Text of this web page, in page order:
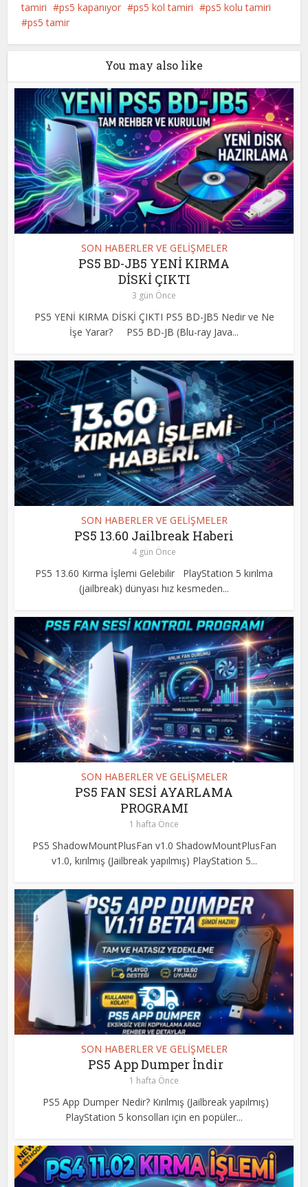
tamiri
ps5 kapanıyor ps5 kol tamiri
ps5 kolu tamiri
ps5 tamir
You may also like
SON HABERLER VE GELİŞMELER
PS5 BD-JB5 YENİ KIRMA
DİSKİ ÇIKTI
3 gün Önce
PS5 YENİ KIRMA DİSKİ ÇIKTI PS5 BD-JB5 Nedir ve Ne
İşe Yarar? PS5 BD-JB (Blu-ray Java...
SON HABERLER VE GELİŞMELER
PS5 13.60 Jailbreak Haberi
4 gün Önce
PS5 13.60 Kırma İşlemi Gelebilir PlayStation 5 kırılma
(jailbreak) dünyası hız kesmeden...
SON HABERLER VE GELİŞMELER
PS5 FAN SESİ AYARLAMA
PROGRAMI
1 hafta Önce
PS5 ShadowMountPlusFan v1.0 ShadowMountPlusFan
v1.0, kırılmış (Jailbreak yapılmış) PlayStation 5...
SON HABERLER VE GELİŞMELER
PS5 App Dumper İndir
1 hafta Önce
PS5 App Dumper Nedir? Kırılmış (Jailbreak yapılmış)
PlayStation 5 konsolları için en popüler...